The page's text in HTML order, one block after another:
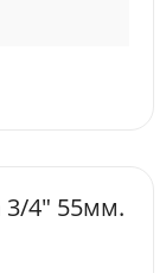
3/4" 55мм.